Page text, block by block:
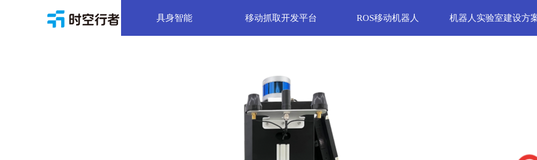
具身智能 移动抓取开发平台 ROS移动机器人 机器人实验室建设方